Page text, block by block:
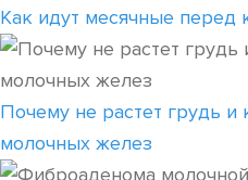
Как идут месячные перед
Почему не растет грудь и
молочных желез